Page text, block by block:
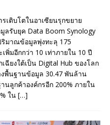
เติบโตในอาเซียนรุกขยาย
ลรับยุค Data Boom Synology
มาณข้อมูลพุ่งทะลุ 175
พิ่มอีกกว่า 10 เท่าภายใน 10 ปี
ฉียงใต้เป็น Digital Hub ของโลก
พื้นฐานข้อมูล 30.47 พันล้าน
นลูกค้าองค์กรอีก 200% ภายใน
ใน […]